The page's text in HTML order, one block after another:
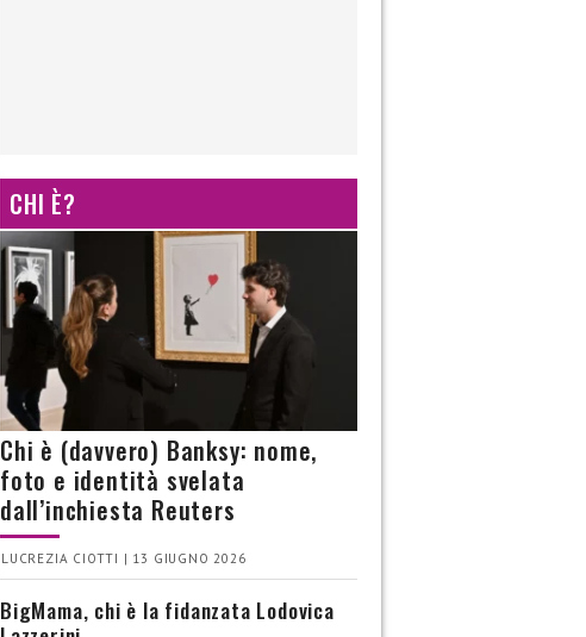
CHI È?
Chi è (davvero) Banksy: nome,
foto e identità svelata
dall’inchiesta Reuters
LUCREZIA CIOTTI | 13 GIUGNO 2026
BigMama, chi è la fidanzata Lodovica